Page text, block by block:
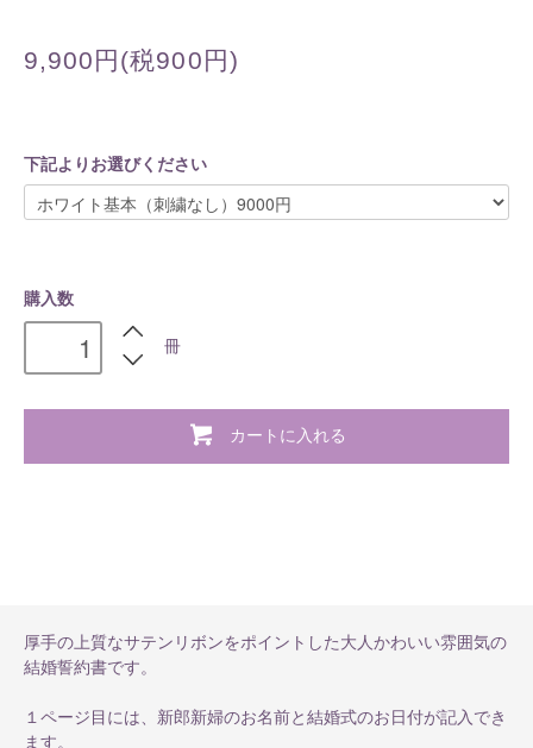
9,900円(税900円)
下記よりお選びください
購入数
冊
カートに入れる
厚手の上質なサテンリボンをポイントした大人かわいい雰囲気の
結婚誓約書です。
１ページ目には、新郎新婦のお名前と結婚式のお日付が記入でき
ます。